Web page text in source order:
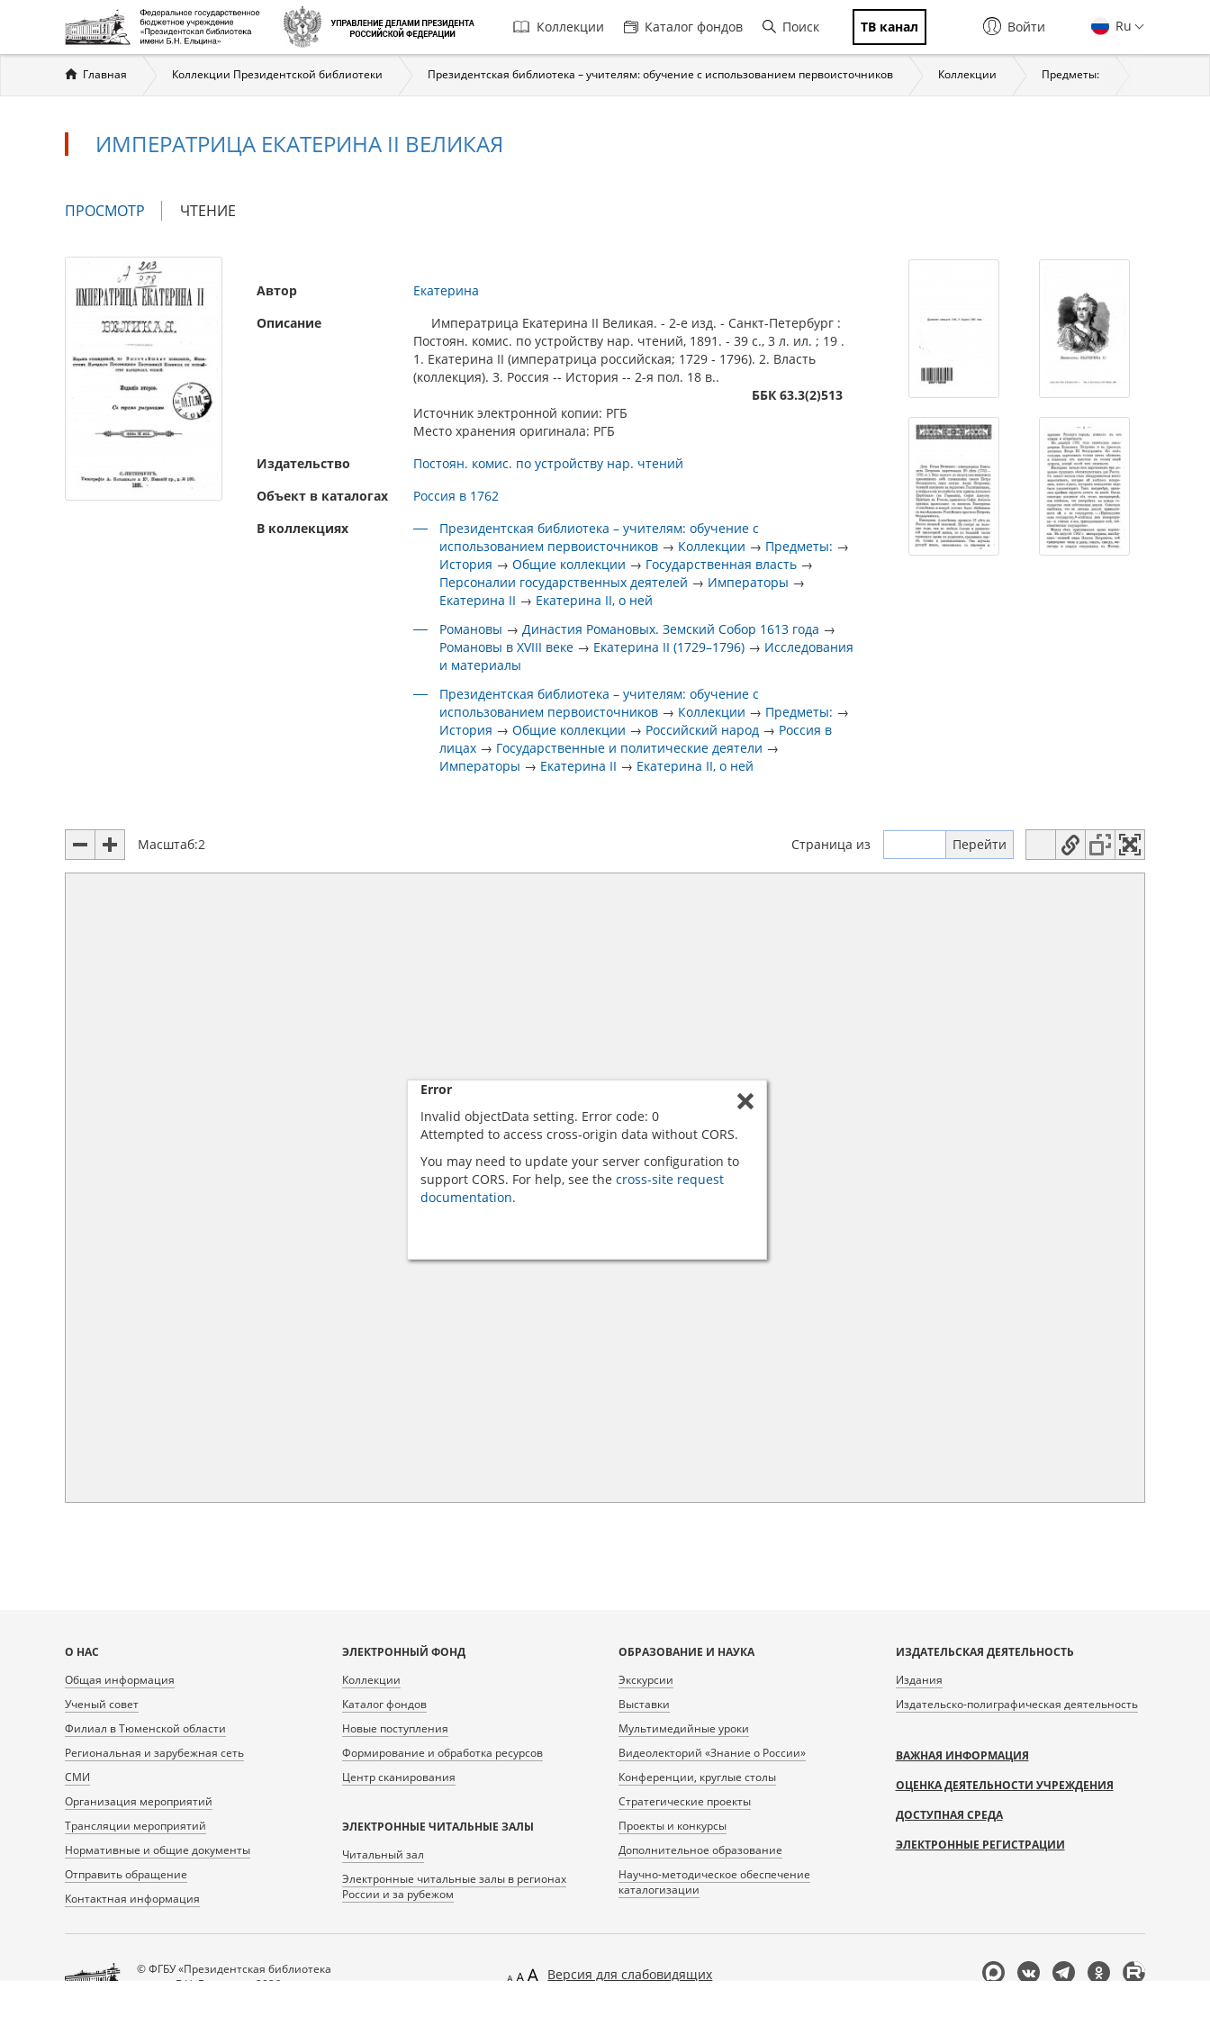
Главная
навигация
Коллекции Каталог фондов Поиск ТВ канал Ru
Войти
Вы
здесь
Главная Коллекции Президентской библиотеки Президентская библиотека – учителям: обучение с использованием первоисточников Коллекции Предметы:
ИМПЕРАТРИЦА ЕКАТЕРИНА II ВЕЛИКАЯ
Главные
ПРОСМОТР (АКТИВНАЯ
ЧТЕНИЕ
Автор
Екатерина
Описание
Императрица Екатерина II Великая. - 2-е изд. - Санкт-Петербург :
Постоян. комис. по устройству нар. чтений, 1891. - 39 с., 3 л. ил. ; 19 .
1. Екатерина II (императрица российская; 1729 - 1796). 2. Власть
(коллекция). 3. Россия -- История -- 2-я пол. 18 в..
ББК 63.3(2)513
Источник электронной копии: РГБ
Место хранения оригинала: РГБ
Издательство
Постоян. комис. по устройству нар. чтений
Объект в каталогах
Россия в 1762
В коллекциях
Президентская библиотека – учителям: обучение с
использованием первоисточников → Коллекции → Предметы: →
История →Общие коллекции → Государственная власть →
Персоналии государственных деятелей → Императоры →
Екатерина II → Екатерина II, о ней
Романовы →Династия Романовых. Земский Собор 1613 года →
Романовы в XVIII веке → Екатерина II (1729–1796) → Исследования
и материалы
Президентская библиотека – учителям: обучение с
использованием первоисточников → Коллекции → Предметы: →
История →Общие коллекции → Российский народ → Россия в
лицах → Государственные и политические деятели →
Императоры → Екатерина II → Екатерина II, о ней
Масштаб:2 Страница из
Error
Invalid objectData setting. Error code: 0
Attempted to access cross-origin data without CORS.
You may need to update your server configuration to
support CORS. For help, see the cross-site request
documentation.
Карта
сайта
О НАС
Общая информация
Ученый совет
Филиал в Тюменской области
Региональная и зарубежная сеть
СМИ
Организация мероприятий
Трансляции мероприятий
Нормативные и общие документы
Отправить обращение
Контактная информация
ЭЛЕКТРОННЫЙ ФОНД
Коллекции
Каталог фондов
Новые поступления
Формирование и обработка ресурсов
Центр сканирования
ЭЛЕКТРОННЫЕ ЧИТАЛЬНЫЕ ЗАЛЫ
Читальный зал
Электронные читальные залы в регионах
России и за рубежом
ОБРАЗОВАНИЕ И НАУКА
Экскурсии
Выставки
Мультимедийные уроки
Видеолекторий «Знание о России»
Конференции, круглые столы
Стратегические проекты
Проекты и конкурсы
Дополнительное образование
Научно-методическое обеспечение
каталогизации
ИЗДАТЕЛЬСКАЯ ДЕЯТЕЛЬНОСТЬ
Издания
Издательско-полиграфическая деятельность
ВАЖНАЯ ИНФОРМАЦИЯ
ОЦЕНКА ДЕЯТЕЛЬНОСТИ УЧРЕЖДЕНИЯ
ДОСТУПНАЯ СРЕДА
ЭЛЕКТРОННЫЕ РЕГИСТРАЦИИ
© ФГБУ «Президентская библиотека
имени Б.Н. Ельцина», 2026
Версия для слабовидящих